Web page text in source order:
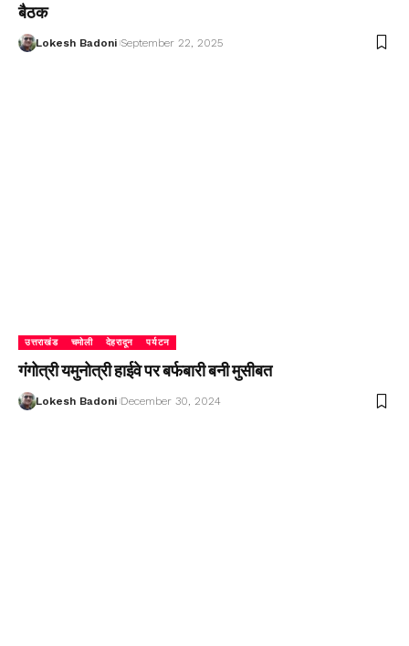
बैठक
Lokesh Badoni September 22, 2025
उत्तराखंड चमोली देहरादून पर्यटन
गंगोत्री यमुनोत्री हाईवे पर बर्फबारी बनी मुसीबत
Lokesh Badoni December 30, 2024